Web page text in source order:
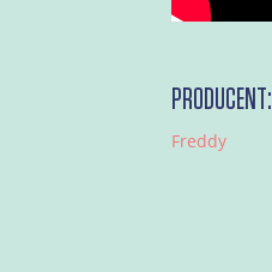
PRODUCENT:
Freddy